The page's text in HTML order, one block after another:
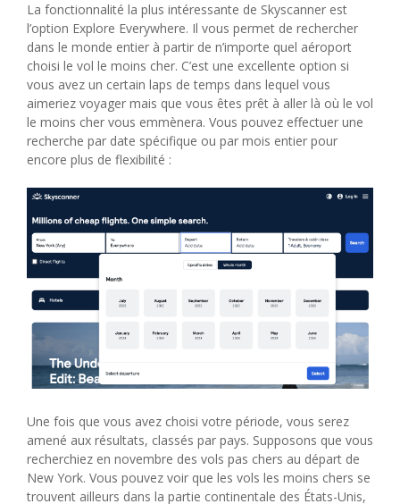
La fonctionnalité la plus intéressante de Skyscanner est
l’option Explore Everywhere. Il vous permet de rechercher
dans le monde entier à partir de n’importe quel aéroport
choisi le vol le moins cher. C’est une excellente option si
vous avez un certain laps de temps dans lequel vous
aimeriez voyager mais que vous êtes prêt à aller là où le vol
le moins cher vous emmènera. Vous pouvez effectuer une
recherche par date spécifique ou par mois entier pour
encore plus de flexibilité :
Une fois que vous avez choisi votre période, vous serez
amené aux résultats, classés par pays. Supposons que vous
recherchiez en novembre des vols pas chers au départ de
New York. Vous pouvez voir que les vols les moins chers se
trouvent ailleurs dans la partie continentale des États-Unis,